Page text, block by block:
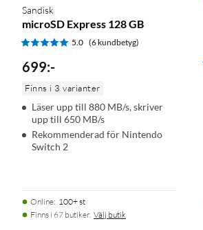
Sandisk
microSD Express 128 GB
5.0 (6 kundbetyg)
699:-
Finns i 3 varianter
Läser upp till 880 MB/s, skriver
upp till 650 MB/s
Rekommenderad för Nintendo
Switch 2
Online: 100+ st
Finns i 67 butiker. Välj butik